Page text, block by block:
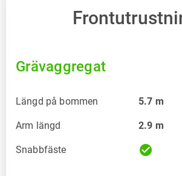
Grävaggregat
Längd på bommen 5.7 m
Arm längd 2.9 m
Snabbfäste check_circle